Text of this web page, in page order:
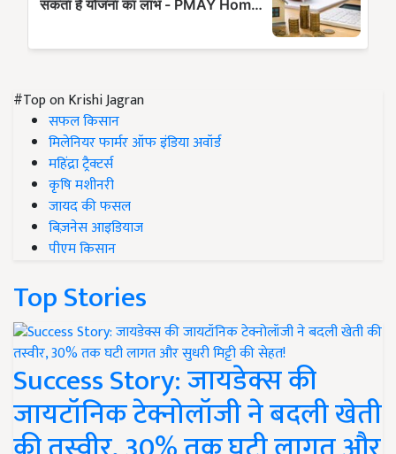
#Top on Krishi Jagran
सफल किसान
मिलेनियर फार्मर ऑफ इंडिया अवॉर्ड
महिंद्रा ट्रैक्टर्स
कृषि मशीनरी
जायद की फसल
बिज़नेस आइडियाज
पीएम किसान
Top Stories
Success Story: जायडेक्स की
जायटॉनिक टेक्नोलॉजी ने बदली खेती